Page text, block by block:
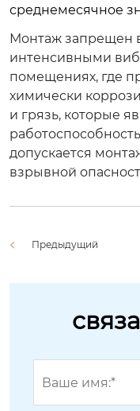
среднемесячное
Монтаж запрещен
интенсивными
помещениях, где
химически
и грязь, которые
допускается
взрывной
Предыдущий